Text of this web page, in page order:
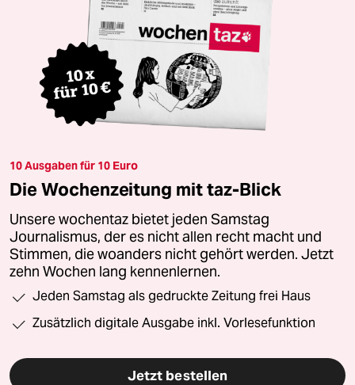
10 Ausgaben für 10 Euro
Die Wochenzeitung mit taz-Blick
Unsere wochentaz bietet jeden Samstag
Journalismus, der es nicht allen recht macht und
Stimmen, die woanders nicht gehört werden. Jetzt
zehn Wochen lang kennenlernen.
Jeden Samstag als gedruckte Zeitung frei Haus
Zusätzlich digitale Ausgabe inkl. Vorlesefunktion
Jetzt bestellen